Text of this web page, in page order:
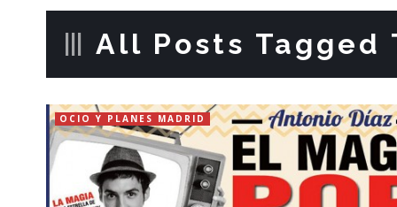
All Posts Tagged
OCIO Y PLANES MADRID